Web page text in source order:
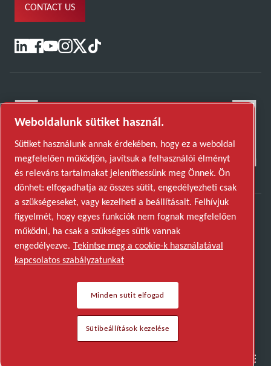
CONTACT US
Fedezze fel, hogyan teszi lehetővé az Atlas Copco
Group a jövőt átalakító technológiát.
Látogasson el az Atlas Copco Group weboldalára
Az Atlas Copco Group része
Sütibeállítások kezelése
© 2026 Copyright. All rights reserved.
Weboldalunk sütiket használ.
Sütiket használunk annak érdekében, hogy ez a weboldal
megfelelően működjön, javítsuk a felhasználói élményt
és releváns tartalmakat jeleníthessünk meg Önnek. Ön
dönhet: elfogadhatja az összes sütit, engedélyezheti csak
a szükségeseket, vagy kezelheti a beállításait. Felhívjuk
figyelmét, hogy egyes funkciók nem fognak megfelelően
működni, ha csak a szükséges sütik vannak
engedélyezve. Tekintse meg a cookie-k használatával
kapcsolatos szabályzatunkat
Minden sütit elfogad
Sütibeállítások kezelése